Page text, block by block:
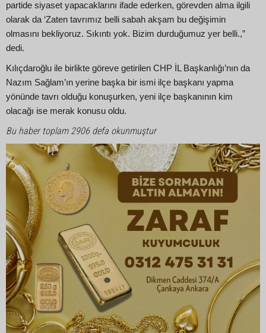
partide siyaset yapacaklarını ifade ederken, görevden alma ilgili
olarak da ‘Zaten tavrımız belli sabah akşam bu değişimin
olmasını bekliyoruz. Sıkıntı yok. Bizim durduğumuz yer belli.,”
dedi.
Kılıçdaroğlu ile birlikte göreve getirilen CHP İL Başkanlığı’nın da
Nazım Sağlam’ın yerine başka bir ismi ilçe başkanı yapma
yönünde tavrı olduğu konuşurken, yeni ilçe başkanının kim
olacağı ise merak konusu oldu.
Bu haber toplam 2906 defa okunmuştur